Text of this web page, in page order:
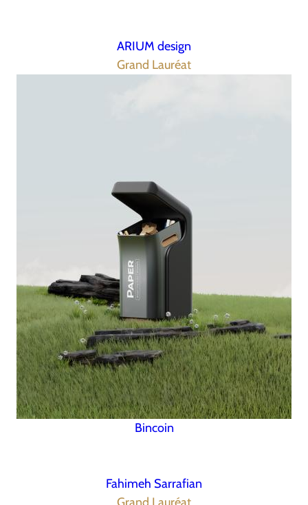
ARIUM design
Grand Lauréat
Bincoin
Fahimeh Sarrafian